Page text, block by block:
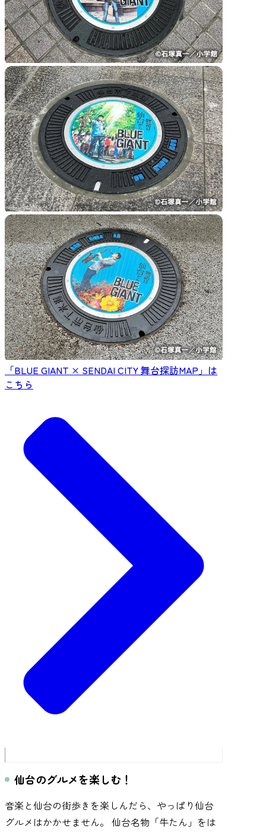
「BLUE GIANT × SENDAI CITY 舞台探訪MAP」は
こちら
仙台のグルメを楽しむ！
音楽と仙台の街歩きを楽しんだら、やっぱり仙台
グルメはかかせません。 仙台名物「牛たん」をは